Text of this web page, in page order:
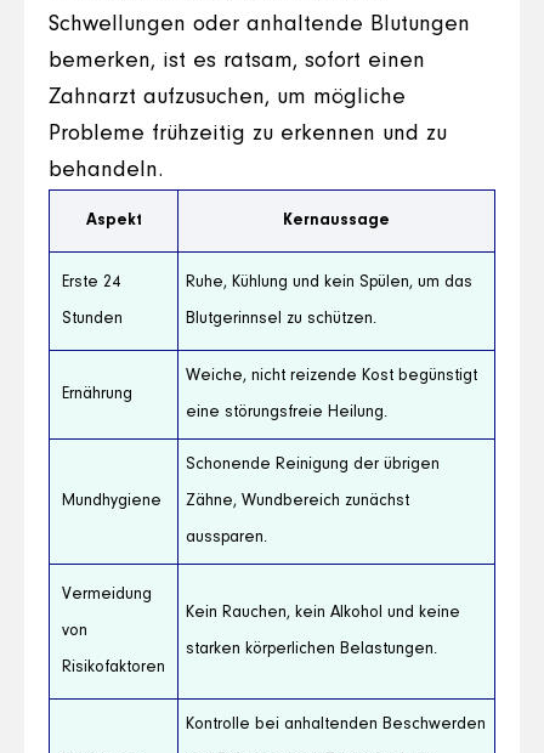
Schwellungen oder anhaltende Blutungen
bemerken, ist es ratsam, sofort einen
Zahnarzt aufzusuchen, um mögliche
Probleme frühzeitig zu erkennen und zu
behandeln.
Aspekt Kernaussage
Erste 24
Stunden
Ruhe, Kühlung und kein Spülen, um das
Blutgerinnsel zu schützen.
Ernährung
Weiche, nicht reizende Kost begünstigt
eine störungsfreie Heilung.
Mundhygiene
Schonende Reinigung der übrigen
Zähne, Wundbereich zunächst
aussparen.
Vermeidung
von
Risikofaktoren
Kein Rauchen, kein Alkohol und keine
starken körperlichen Belastungen.
Kontrolle bei anhaltenden Beschwerden